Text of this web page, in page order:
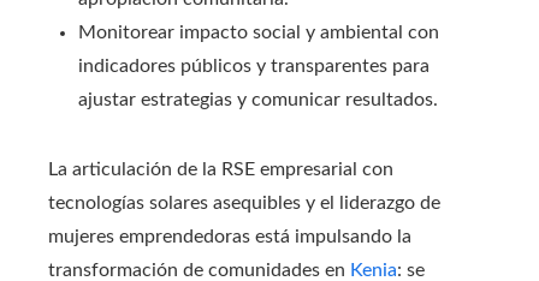
Monitorear impacto social y ambiental con
indicadores públicos y transparentes para
ajustar estrategias y comunicar resultados.
La articulación de la RSE empresarial con
tecnologías solares asequibles y el liderazgo de
mujeres emprendedoras está impulsando la
transformación de comunidades en Kenia: se